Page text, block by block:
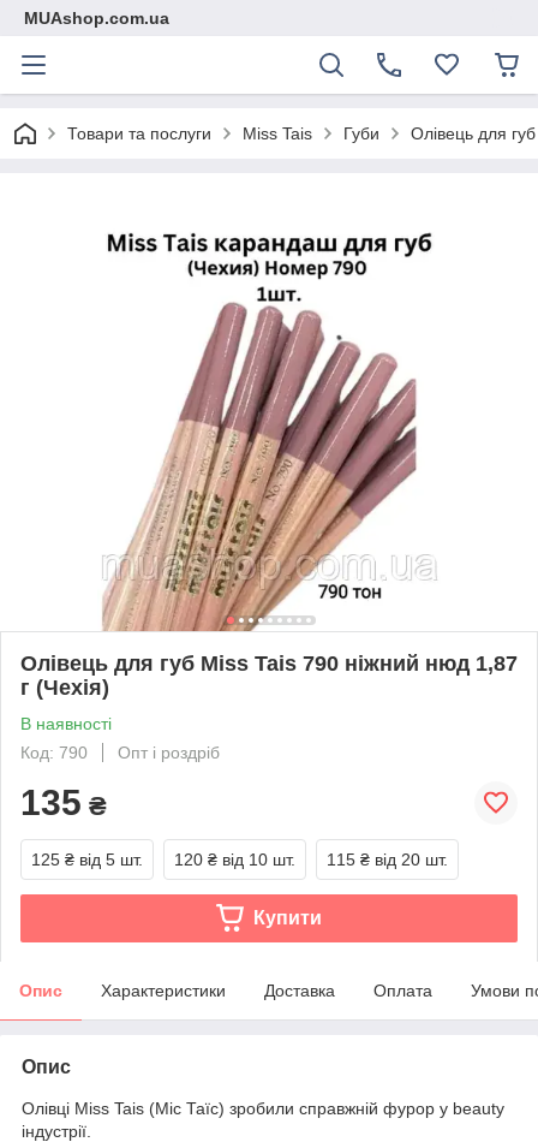
MUAshop.com.ua
Товари та послуги Miss Tais Губи Олівець для губ
Олівець для губ Miss Tais 790 ніжний нюд 1,87
г (Чехія)
В наявності
Код: 790
Опт і роздріб
135 ₴
125 ₴ від 5 шт. 120 ₴ від 10 шт. 115 ₴ від 20 шт.
Купити
Опис Характеристики Доставка Оплата Умови
Опис
Олівці Miss Tais (Міс Таїс) зробили справжній фурор у beauty
індустрії.